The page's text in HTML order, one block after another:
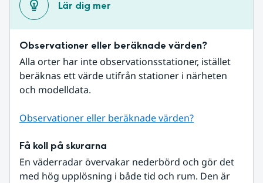
Lär dig mer
Observationer eller beräknade värden?
Alla orter har inte observationsstationer, istället
beräknas ett värde utifrån stationer i närheten
och modelldata.
Observationer eller beräknade värden?
Få koll på skurarna
En väderradar övervakar nederbörd och gör det
med hög upplösning i både tid och rum. Den är